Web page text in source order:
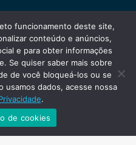
para receber novidades
eventos!
funcionamento deste site,
conteúdo e anúncios,
e para obter informações
Se quiser saber mais sobre
de você bloqueá-los ou se
usamos dados, acesse nossa
.
de cookies